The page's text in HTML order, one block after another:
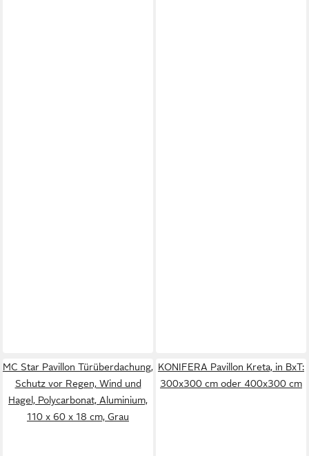
MC Star Pavillon Türüberdachung,
Schutz vor Regen, Wind und
Hagel, Polycarbonat, Aluminium,
110 x 60 x 18 cm, Grau
KONIFERA Pavillon Kreta, in BxT:
300x300 cm oder 400x300 cm